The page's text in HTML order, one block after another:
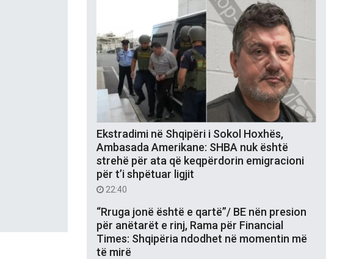
Ekstradimi në Shqipëri i Sokol Hoxhës,
Ambasada Amerikane: SHBA nuk është
strehë për ata që keqpërdorin emigracioni
për t’i shpëtuar ligjit
22:40
“Rruga jonë është e qartë”/ BE nën presion
për anëtarët e rinj, Rama për Financial
Times: Shqipëria ndodhet në momentin më
të mirë